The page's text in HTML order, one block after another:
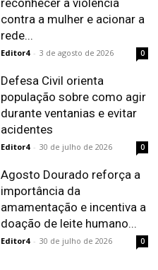
reconhecer a violência
contra a mulher e acionar a
rede...
Editor4 - 3 de agosto de 2026 0
Defesa Civil orienta
população sobre como agir
durante ventanias e evitar
acidentes
Editor4 - 30 de julho de 2026 0
Agosto Dourado reforça a
importância da
amamentação e incentiva a
doação de leite humano...
Editor4 - 30 de julho de 2026 0